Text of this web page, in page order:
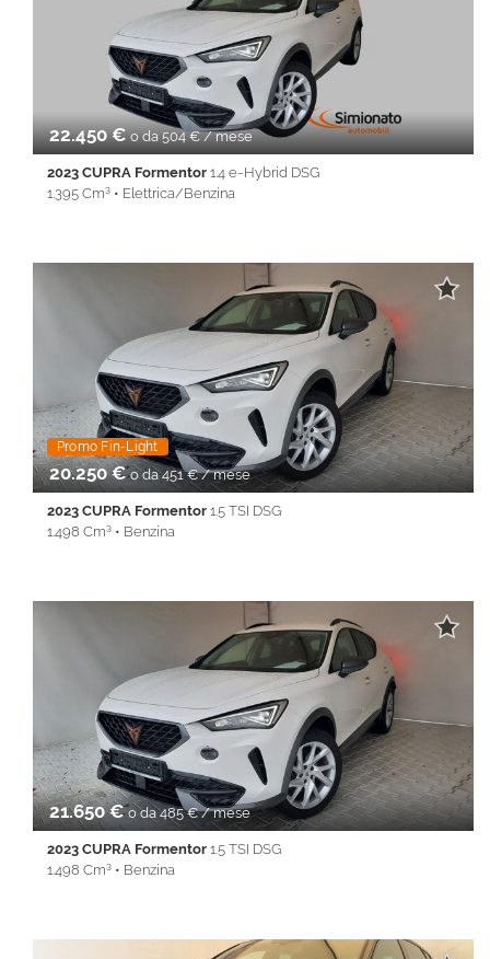
Immobilizzatore elettronico • Isofix • Keyless • Lane Assist •
Leve al volante • Park Distance Control • PDC • REAR ASSIST •
Servosterzo • Navigatore satellitare • Specchietti laterali elettrici
• Start&Stop • Touch screen • USB • Vivavoce • Volante
multifunzione
22.450 €o da 504 € / mese
2023 CUPRA Formentor 1.4 e-Hybrid DSG
1.395 Cm³ • Elettrica/Benzina
Passeggero • Airbag testa • Alzacristalli elettrici • Android Auto •
Apple CarPlay • Autoradio • Bluetooth • Cerchi in lega •
Chiusura centralizzata • Climatizzatore • Controllo trazione •
Cruise Control • ESP • Fendinebbia • Full LED • Immobilizzatore
elettronico • Isofix • Keyless • Lane Assist • Park Distance Control
• PDC • Servosterzo • Navigatore satellitare • Specchietti laterali
elettrici • Start&Stop • Touch screen • USB • Vivavoce • Volante
multifunzione
Promo Fin-Light
20.250 €o da 451 € / mese
2023 CUPRA Formentor 1.5 TSI DSG
1.498 Cm³ • Benzina
Passeggero • Airbag testa • Alzacristalli elettrici • Android Auto •
Apple CarPlay • Autoradio • Bluetooth • Cerchi in lega •
Chiusura centralizzata • Climatizzatore • Controllo trazione •
Cruise Control • ESP • Fendinebbia • Full LED • Immobilizzatore
elettronico • Isofix • Keyless • Lane Assist • Park Distance Control
• PDC • REAR ASSIST • Servosterzo • Navigatore satellitare •
Specchietti laterali elettrici • Start&Stop • Touch screen • USB •
Vivavoce • Volante multifunzione
21.650 €o da 485 € / mese
2023 CUPRA Formentor 1.5 TSI DSG
1.498 Cm³ • Benzina
Passeggero • Airbag testa • Alzacristalli elettrici • Android Auto •